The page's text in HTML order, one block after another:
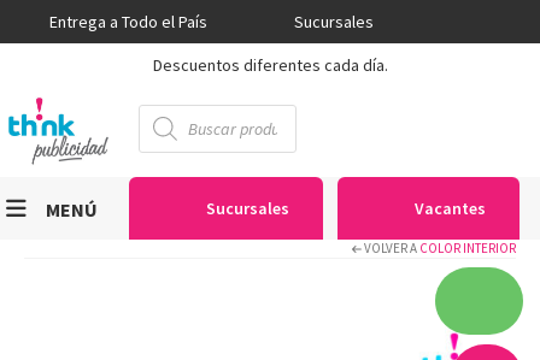
Entrega a Todo el País
Sucursales
Descuentos diferentes cada día.
Búsqueda
de
productos
Sucursales Vacantes
MENÚ
VOLVER A COLOR INTERIOR